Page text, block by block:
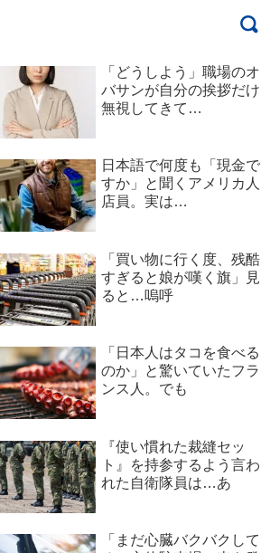
「どうしよう」職場のオ
バサンが自分の挨拶だけ
無視してきて…
日本語で何度も「現金で
すか」と聞くアメリカ人
店員。実は…
「買い物に行く度、残酷
すぎると娘が嘆く旗」見
ると…嗚呼
「日本人はタコを食べる
のか」と驚いていたフラ
ンス人。でも
『使い慣れた裁縫セッ
ト』を持参するよう言わ
れた自衛隊員は…あ
「まだ心臓バクバクして